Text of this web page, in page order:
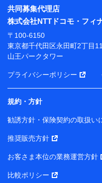
※ パーソナルデータダ
管理」の設定状態にか
ります。
※ dポイントクラブ会員
月11日以降、一度もdポ
がないお客さまに限る）
前に取得した個人デー
当社は株式会社NTTド
との間で、以下のとお
す。
【共同して利用される利
当社または株式会社NTT
の個人データ
共同募集代理店
株式会社NTTドコモ・フィ
〒100-6150
東京都千代田区永田町2丁目
山王パークタワー
プライバシーポリシー
規約・方針
勧誘方針・保険契約の取扱い
推奨販売方針
お客さま本位の業務運営方針
比較ポリシー